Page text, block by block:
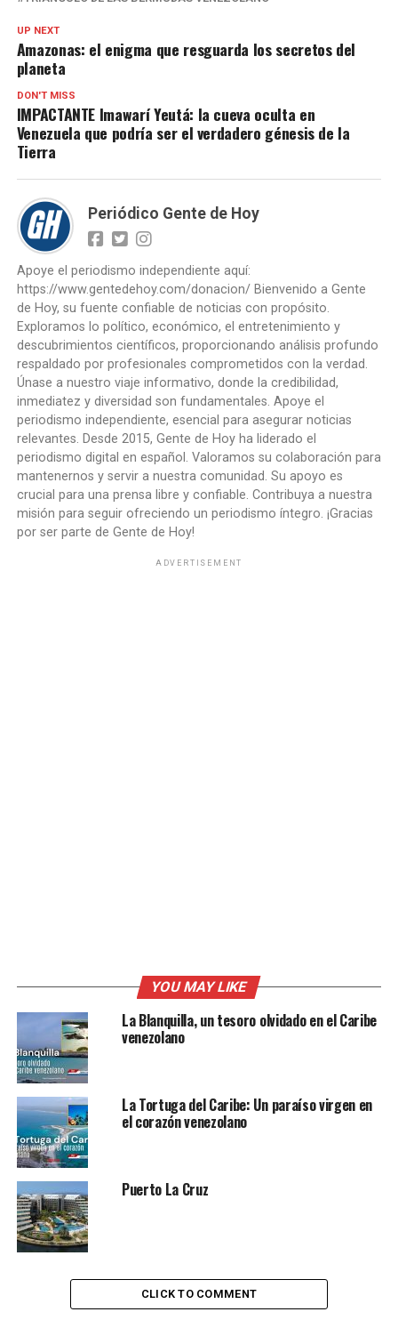
UP NEXT
Amazonas: el enigma que resguarda los secretos del
planeta
DON'T MISS
IMPACTANTE Imawarí Yeutá: la cueva oculta en
Venezuela que podría ser el verdadero génesis de la
Tierra
Periódico Gente de Hoy
Apoye el periodismo independiente aquí:
https://www.gentedehoy.com/donacion/ Bienvenido a Gente
de Hoy, su fuente confiable de noticias con propósito.
Exploramos lo político, económico, el entretenimiento y
descubrimientos científicos, proporcionando análisis profundo
respaldado por profesionales comprometidos con la verdad.
Únase a nuestro viaje informativo, donde la credibilidad,
inmediatez y diversidad son fundamentales. Apoye el
periodismo independiente, esencial para asegurar noticias
relevantes. Desde 2015, Gente de Hoy ha liderado el
periodismo digital en español. Valoramos su colaboración para
mantenernos y servir a nuestra comunidad. Su apoyo es
crucial para una prensa libre y confiable. Contribuya a nuestra
misión para seguir ofreciendo un periodismo íntegro. ¡Gracias
por ser parte de Gente de Hoy!
ADVERTISEMENT
YOU MAY LIKE
La Blanquilla, un tesoro olvidado en el Caribe
venezolano
La Tortuga del Caribe: Un paraíso virgen en
el corazón venezolano
Puerto La Cruz
CLICK TO COMMENT